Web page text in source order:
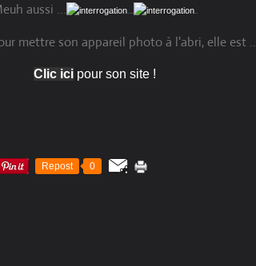
aussi ... .... ..
mettre son appareil photo à l'abri, elle est ..
Clic icipour son site !
Repost 0